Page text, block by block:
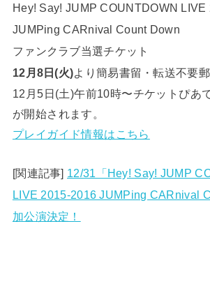
Hey! Say! JUMP COUNTDOWN LIVE
JUMPing CARnival Count Down
ファンクラブ当選チケット
12月8日(火)より簡易書留・転送不要
12月5日(土)午前10時〜チケットぴあ
が開始されます。
プレイガイド情報はこちら
[関連記事] 12/31「Hey! Say! JUMP
LIVE 2015-2016 JUMPing CARnival
加公演決定！